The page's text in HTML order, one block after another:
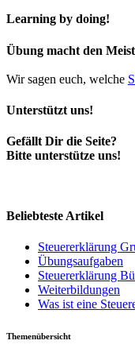
Learning by doing!
Übung macht den
Wir sagen euch, welche
Unterstützt uns!
Gefällt Dir die Seite?
Bitte unterstütze uns!
Beliebteste Artikel
Steuererklärung
Übungsaufgaben
Steuererklärung
Weiterbildungen
Was ist eine
Themenübersicht